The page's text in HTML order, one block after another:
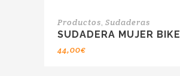
Productos, Sudaderas
SUDADERA MUJER BIKE
44,00€